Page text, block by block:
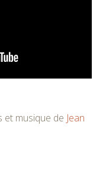
et musique de Jean